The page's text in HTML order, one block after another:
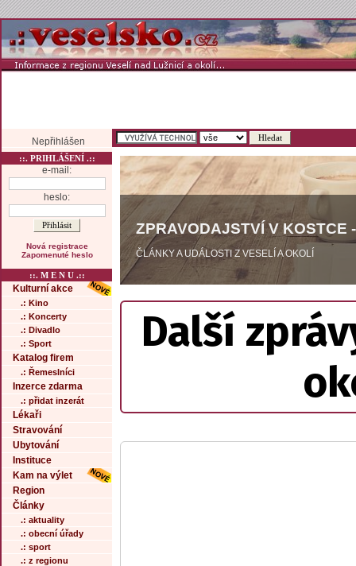
Nepřihlášen
::. PRIHLÁŠENÍ .::
e-mail:
heslo:
Nová registrace
Zapomenuté heslo
::. M E N U .::
Kulturní akce
.: Kino
.: Koncerty
.: Divadlo
.: Sport
Katalog firem
.: Řemeslníci
Inzerce zdarma
.: přidat inzerát
Lékaři
Stravování
Ubytování
Instituce
Kam na výlet
Region
Články
.: aktuality
.: obecní úřady
.: sport
.: z regionu
ZPRAVODAJSTVÍ V KOSTCE
ČLÁNKY A UDÁLOSTI Z VESELÍ A OKOLÍ
Další